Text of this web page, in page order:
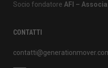
Socio fondatore AFI –
CONTATTI